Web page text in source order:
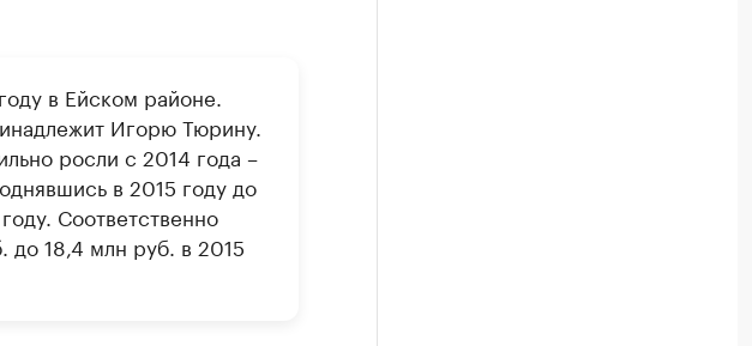
в Ейском районе.
Игорю Тюрину.
росли с 2014 года –
в 2015 году до
Соответственно
до 18,4 млн руб. в 2015